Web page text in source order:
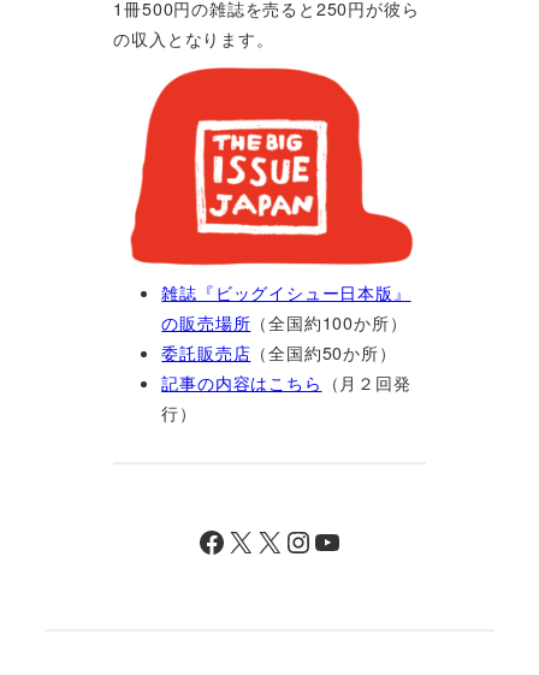
1冊500円の雑誌を売ると250円が彼ら
の収入となります。
雑誌『ビッグイシュー日本版』
の販売場所 （全国約100か所）
委託販売店 （全国約50か所）
記事の内容はこちら （月２回発
行）
Facebook X X InstagramYouTube